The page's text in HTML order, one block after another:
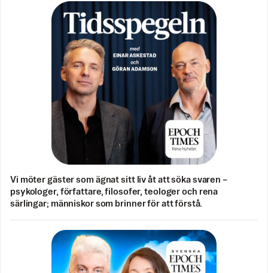
Vi möter gäster som ägnat sitt liv åt att söka svaren –
psykologer, författare, filosofer, teologer och rena
särlingar; människor som brinner för att förstå.